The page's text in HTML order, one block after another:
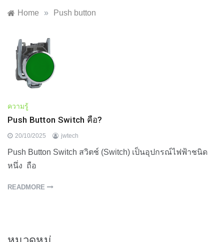
Home » Push button
ความรู้
Push Button Switch คือ?
20/10/2025 jwtech
Push Button Switch สวิตช์ (Switch) เป็นอุปกรณ์ไฟฟ้าชนิด
หนึ่ง ถือ
READMORE